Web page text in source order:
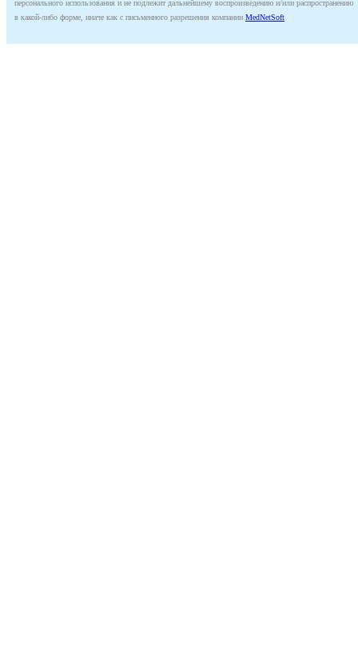
персонального использования и не подлежит дальнейшему воспроизведению и/или распространению
в какой-либо форме, иначе как с письменного разрешения компании MedNetSoft